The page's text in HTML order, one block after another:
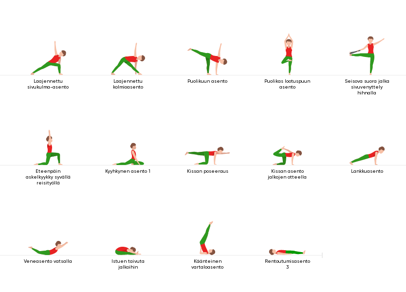
Laajennettu
sivukulma-asento
Laajennettu
kolmioasento
Puolikuun asento
Puolikas lootuspuun
asento
Seisova suora jalka
sivuvenyttely
hihnalla
Eteenpäin
askelkyykky syvällä
reisityöllä
Kyyhkynen asento 1 Kissan poseeraus
Kissan asento
jalkojen otteella
Lankkuasento
Veneasento vatsalla
Istuen taivuta
jalkoihin
Käänteinen
vartaloasento
Rentoutumisasento
3